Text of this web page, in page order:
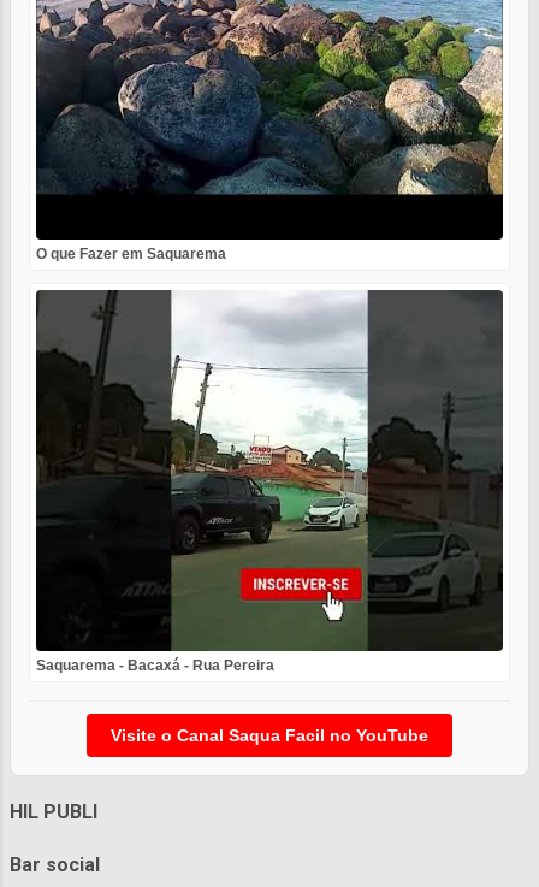
O que Fazer em Saquarema
Saquarema - Bacaxá - Rua Pereira
Visite o Canal Saqua Facil no YouTube
HIL PUBLI
Bar social